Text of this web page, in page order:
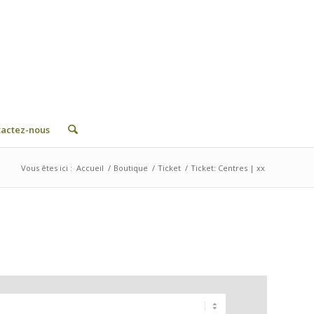
nous
Vous êtes ici : Accueil / Boutique / Ticket / Ticket: Centres | xx